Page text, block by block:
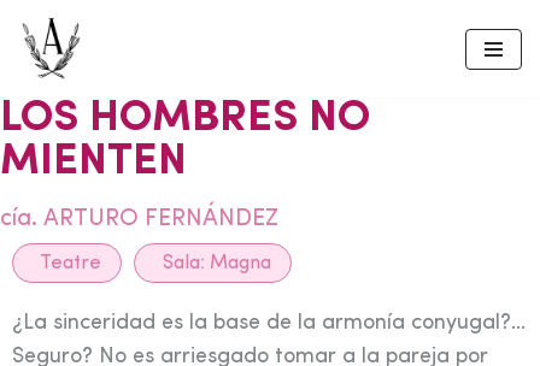
Skip
to
content
LOS HOMBRES NO
MIENTEN
cía. ARTURO FERNÁNDEZ
Teatre Sala: Magna
¿La sinceridad es la base de la armonía conyugal?…
Seguro? No es arriesgado tomar a la pareja por